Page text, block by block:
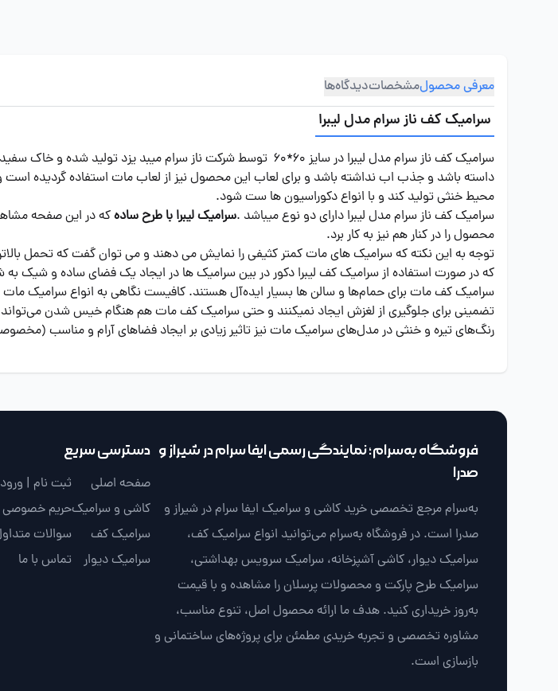
معرفی محصولمشخصاتدیدگاه‌ها
سرامیک کف ناز سرام مدل لیبرا
سرامیک کف ناز سرام مدل لیبرا در سایز 60*60 توسط شرکت ناز سرام
داسته باشد و جذب اب نداشته باشد و برای لعاب این محصول نیز از لعاب مات استفاده گردیده
محیط خنثی تولید کند و با انواع دکوراسیون ها ست شود.
سرامیک کف ناز سرام مدل لیبرا دارای دو نوع میباشد .سرامیک لیبرا با طرح سادهکه در این صفحه
محصول را در کنار هم نیز به کار برد.
توجه به این نکته که سرامیک های مات کمتر کثیفی را نمایش می دهند و می توان گفت که تحمل
که در صورت استفاده از سرامیک کف لیبرا دکور در بین سرامیک ها در ایجاد یک فضای ساده و شیک
سرامیک کف مات برای حمام‌ها و سالن ها بسیار ایده‌آل هستند. کافیست نگاهی به انواع سرامیک مات
تضمینی برای جلوگیری از لغزش ایجاد نمیکنند و حتی سرامیک کف مات هم هنگام خیس شدن می‌تواند
رنگ‌های تیره و خنثی در مدل‌های سرامیک مات نیز تاثیر زیادی بر ایجاد فضاهای آرام و مناسب (مخصوصا
فروشگاه به‌سرام؛ نمایندگی رسمی ایفا سرام در شیراز و
صدرا
به‌سرام مرجع تخصصی خرید کاشی و سرامیک ایفا سرام در شیراز و
صدرا است. در فروشگاه به‌سرام می‌توانید انواع سرامیک کف،
سرامیک دیوار، کاشی آشپزخانه، سرامیک سرویس بهداشتی،
سرامیک طرح پارکت و محصولات پرسلان را مشاهده و با قیمت
به‌روز خریداری کنید. هدف ما ارائه محصول اصل، تنوع مناسب،
مشاوره تخصصی و تجربه خریدی مطمئن برای پروژه‌های ساختمانی و
بازسازی است.
دسترسی سریع
صفحه اصلی
کاشی و سرامیک
سرامیک کف
سرامیک دیوار
ثبت نام | ورود
حریم خصوصی
سوالات
تماس با ما